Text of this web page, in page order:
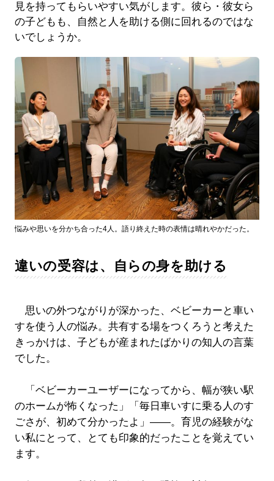
見を持ってもらいやすい気がします。彼ら・彼女ら
の子どもも、自然と人を助ける側に回れるのではな
いでしょうか。
悩みや思いを分かち合った4人。語り終えた時の表情は晴れやかだった。
違いの受容は、自らの身を助ける
思いの外つながりが深かった、ベビーカーと車い
すを使う人の悩み。共有する場をつくろうと考えた
きっかけは、子どもが産まれたばかりの知人の言葉
でした。
「ベビーカーユーザーになってから、幅が狭い駅
のホームが怖くなった」「毎日車いすに乗る人のす
ごさが、初めて分かったよ」――。育児の経験がな
い私にとって、とても印象的だったことを覚えてい
ます。